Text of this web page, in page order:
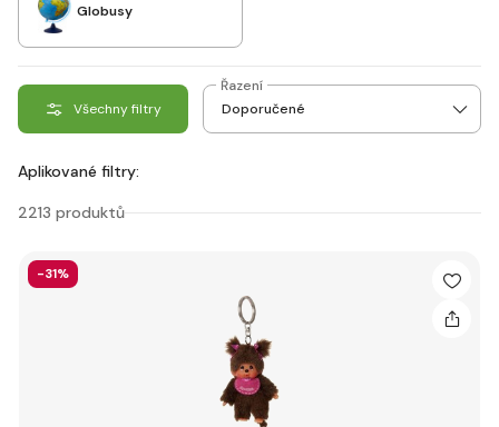
Globusy
Všechny filtry
Řazení
Aplikované filtry:
2213 produktů
-31%